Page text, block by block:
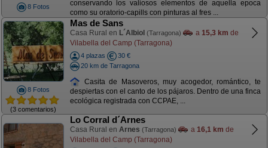
8 Fotos
conservando los valiosos elementos de aquella epoca
como su oratorio-capills con pinturas al fres ...
8 Fotos
(3 comentarios)
Mas de Sans
Casa Rural en L´Albiol (Tarragona) a 15,3 km de
Vilabella del Camp (Tarragona)
4 plazas
30 €
20 km de Tarragona
Casita de Masoveros, muy acogedor, romántico, te
despiertas con el canto de los pájaros. Dentro de una finca
ecológica registrada con CCPAE, ...
Lo Corral d´Arnes
Casa Rural en Arnes (Tarragona) a 16,1 km de
Vilabella del Camp (Tarragona)